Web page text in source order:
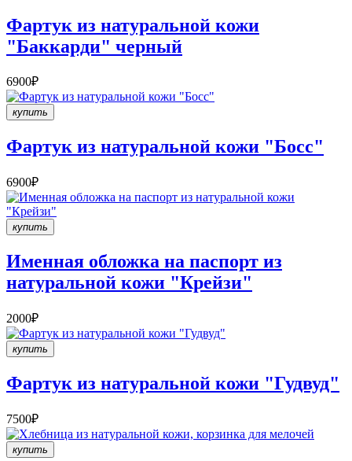
Фартук из натуральной кожи
"Баккарди" черный
6900₽
купить
Фартук из натуральной кожи "Босс"
6900₽
купить
Именная обложка на паспорт из
натуральной кожи "Крейзи"
2000₽
купить
Фартук из натуральной кожи "Гудвуд"
7500₽
купить